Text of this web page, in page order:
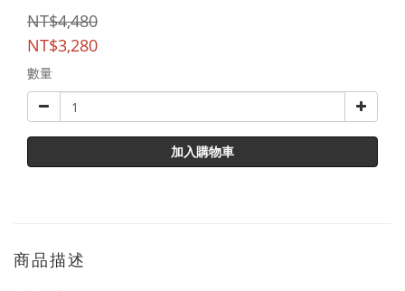
NT$4,480
NT$3,280
數量
加入購物車
商品描述